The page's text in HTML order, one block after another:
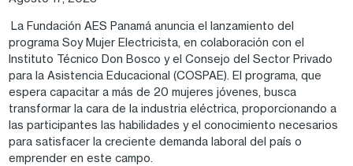
La Fundación AES Panamá anuncia el lanzamiento del
programa Soy Mujer Electricista, en colaboración con el
Instituto Técnico Don Bosco y el Consejo del Sector Privado
para la Asistencia Educacional (COSPAE). El programa, que
espera capacitar a más de 20 mujeres jóvenes, busca
transformar la cara de la industria eléctrica, proporcionando a
las participantes las habilidades y el conocimiento necesarios
para satisfacer la creciente demanda laboral del país o
emprender en este campo.